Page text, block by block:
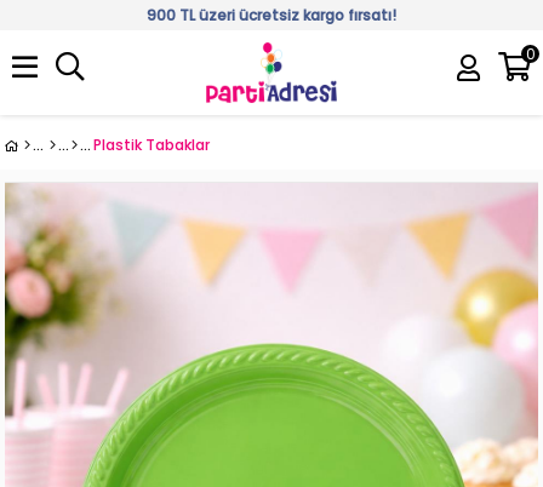
900 TL üzeri ücretsiz kargo fırsatı!
0
Üye Girişi
Plastik Tabaklar